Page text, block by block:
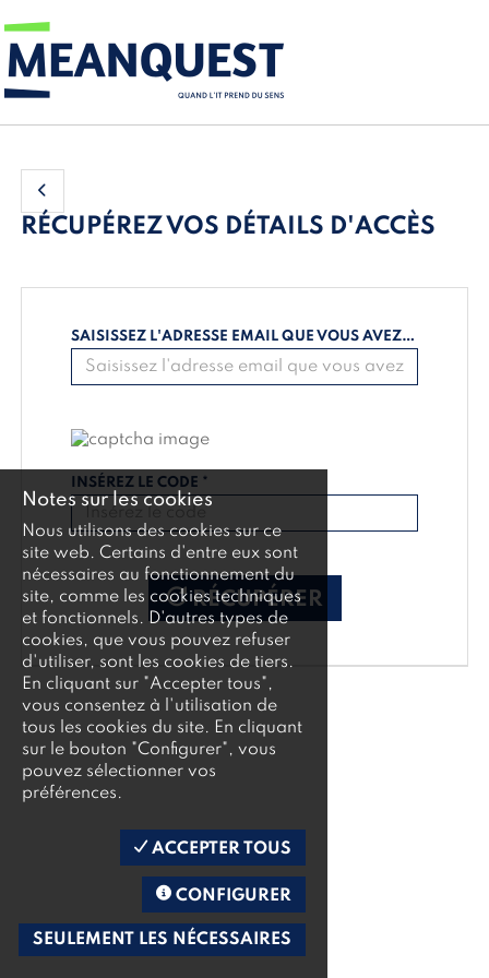
Notes sur les cookies
Nous utilisons des cookies sur ce
site web. Certains d'entre eux sont
nécessaires au fonctionnement du
site, comme les cookies techniques
et fonctionnels. D'autres types de
cookies, que vous pouvez refuser
d'utiliser, sont les cookies de tiers.
En cliquant sur "Accepter tous",
vous consentez à l'utilisation de
tous les cookies du site. En cliquant
sur le bouton "Configurer", vous
pouvez sélectionner vos
préférences.
ACCEPTER TOUS
CONFIGURER
SEULEMENT LES NÉCESSAIRES
RÉCUPÉREZ VOS DÉTAILS D'ACCÈS
SAISISSEZ L'ADRESSE EMAIL QUE VOUS AVEZ UTILISÉE POUR VOUS INSCRIRE *
INSÉREZ LE CODE *
RÉCUPÉRER